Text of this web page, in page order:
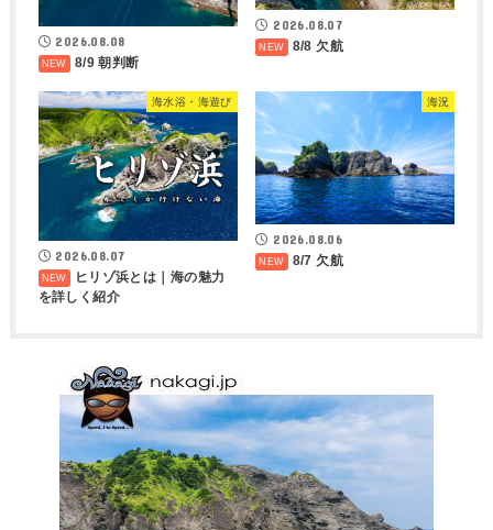
2026.08.08
8/9 朝判断
2026.08.07
8/8 欠航
海水浴・海遊び
2026.08.07
ヒリゾ浜とは｜海の魅力
を詳しく紹介
海況
2026.08.06
8/7 欠航